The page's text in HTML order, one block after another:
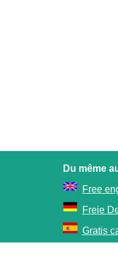
Du même
Free
Freie
Gratis